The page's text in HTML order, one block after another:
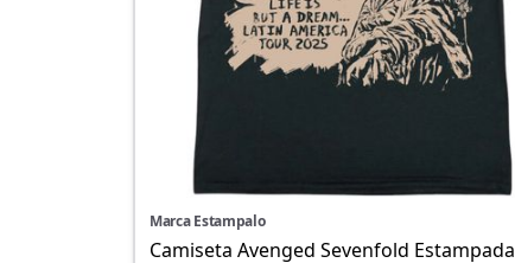
Marca Estampalo
Camiseta Avenged Sevenfold Estampada